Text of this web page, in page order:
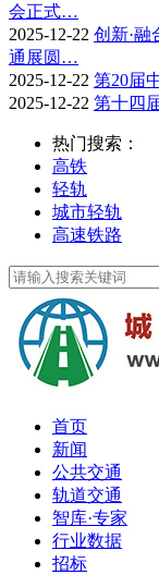
会正式…
2025-12-22 创新·
通展圆…
2025-12-22 第20届
2025-12-22 第十四
热门搜索：
高铁
轻轨
城市轻轨
高速铁路
首页
新闻
公共交通
轨道交通
智库·专家
行业数据
招标